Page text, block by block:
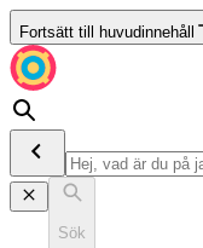
Fortsätt till huvudinnehåll
Sök